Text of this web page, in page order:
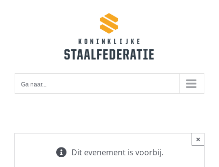
Ga naar...
Dit evenement is voorbij.
×